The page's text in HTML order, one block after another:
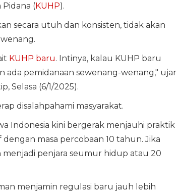
(KUHP).
secara utuh dan konsisten, tidak akan
KUHP baru. Intinya, kalau KUHP baru
ada pemidanaan sewenang-wenang," ujar
Selasa (6/1/2025).
disalahpahami masyarakat.
Indonesia kini bergerak menjauhi praktik
masa percobaan 10 tahun. Jika
penjara seumur hidup atau 20
menjamin regulasi baru jauh lebih